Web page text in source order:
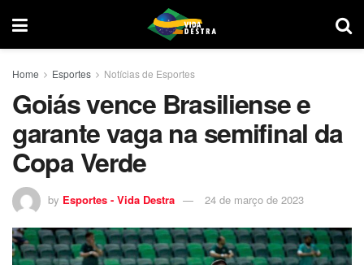
Home Esportes Notícias de Esportes
Goiás vence Brasiliense e
garante vaga na semifinal da
Copa Verde
by Esportes - Vida Destra 24 de março de 2023